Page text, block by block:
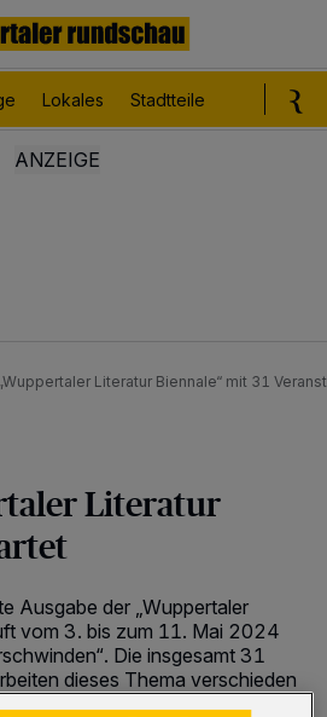
Lokales Stadtteile
Literatur Biennale“ mit 31
Literatur
Ausgabe der „Wuppertaler
vom 3. bis zum 11. Mai 2024
Die insgesamt 31
dieses Thema verschieden
Schwerpunkte.